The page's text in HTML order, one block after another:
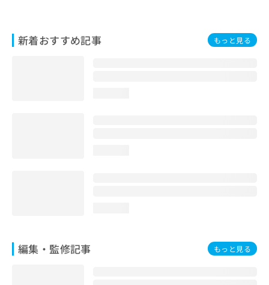
新着おすすめ記事 もっと見る
編集・監修記事 もっと見る
合